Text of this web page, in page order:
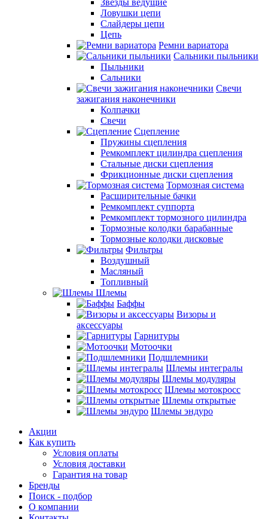
Звезды ведущие
Ловушки цепи
Слайдеры цепи
Цепь
Ремни вариатора
Сальники пыльники
Пыльники
Сальники
Свечи
зажигания наконечники
Колпачки
Свечи
Сцепление
Пружины сцепления
Ремкомплект цилиндра сцепления
Стальные диски сцепления
Фрикционные диски сцепления
Тормозная система
Расширительные бачки
Ремкомплект суппорта
Ремкомплект тормозного цилиндра
Тормозные колодки барабанные
Тормозные колодки дисковые
Фильтры
Воздушный
Масляный
Топливный
Шлемы
Баффы
Визоры и
аксессуары
Гарнитуры
Мотоочки
Подшлемники
Шлемы интегралы
Шлемы модуляры
Шлемы мотокросс
Шлемы открытые
Шлемы эндуро
Акции
Как купить
Условия оплаты
Условия доставки
Гарантия на товар
Бренды
Поиск - подбор
О компании